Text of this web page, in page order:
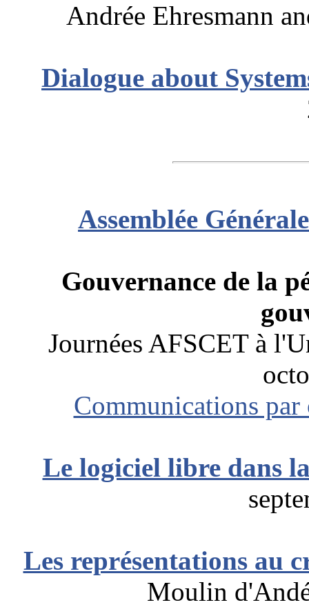
Andrée Ehresmann
Dialogue about
Assemblée
Gouvernance de la
Journées AFSCET à
Communications par
Le logiciel libre dans
Les représentations au
Moulin